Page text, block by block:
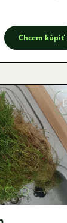
Chcem kúpiť
Obrázok